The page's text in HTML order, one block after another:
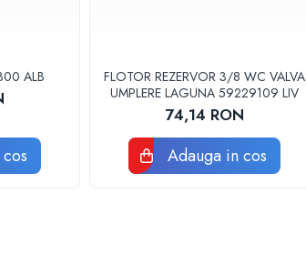
ALB
FLOTOR REZERVOR 3/8 WC VALVA
UMPLERE LAGUNA 59229109 LIV
74,14 RON
Adauga in cos